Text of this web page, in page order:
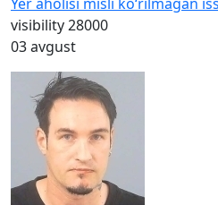
visibility28000
03 avgust